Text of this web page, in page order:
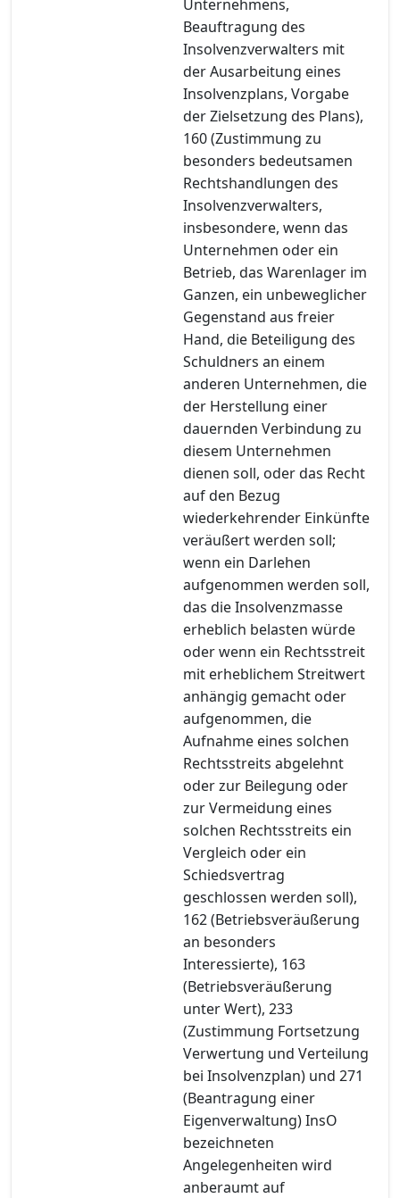
Unternehmens,
Beauftragung des
Insolvenzverwalters mit
der Ausarbeitung eines
Insolvenzplans, Vorgabe
der Zielsetzung des Plans),
160 (Zustimmung zu
besonders bedeutsamen
Rechtshandlungen des
Insolvenzverwalters,
insbesondere, wenn das
Unternehmen oder ein
Betrieb, das Warenlager im
Ganzen, ein unbeweglicher
Gegenstand aus freier
Hand, die Beteiligung des
Schuldners an einem
anderen Unternehmen, die
der Herstellung einer
dauernden Verbindung zu
diesem Unternehmen
dienen soll, oder das Recht
auf den Bezug
wiederkehrender Einkünfte
veräußert werden soll;
wenn ein Darlehen
aufgenommen werden soll,
das die Insolvenzmasse
erheblich belasten würde
oder wenn ein Rechtsstreit
mit erheblichem Streitwert
anhängig gemacht oder
aufgenommen, die
Aufnahme eines solchen
Rechtsstreits abgelehnt
oder zur Beilegung oder
zur Vermeidung eines
solchen Rechtsstreits ein
Vergleich oder ein
Schiedsvertrag
geschlossen werden soll),
162 (Betriebsveräußerung
an besonders
Interessierte), 163
(Betriebsveräußerung
unter Wert), 233
(Zustimmung Fortsetzung
Verwertung und Verteilung
bei Insolvenzplan) und 271
(Beantragung einer
Eigenverwaltung) InsO
bezeichneten
Angelegenheiten wird
anberaumt auf